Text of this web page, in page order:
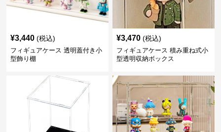
¥3,440 (税込)
フィギュアケース 透明蓋付き小
型飾り棚
¥3,470 (税込)
フィギュアケース 積み重ね式小
型透明収納ボックス